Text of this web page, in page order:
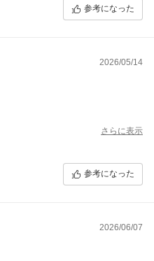
参考になった
2026/05/14
さらに表示
参考になった
2026/06/07